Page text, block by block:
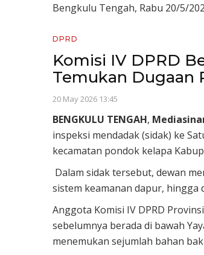
Bengkulu Tengah, Rabu 20/5/
DPRD
Komisi IV DPRD
Temukan Dugaan
20 May 2026 13:45
BENGKULU TENGAH,
inspeksi mendadak (sidak) ke
kecamatan pondok kelapa
Dalam sidak tersebut, dewan
sistem keamanan dapur,
Anggota Komisi IV DPRD
sebelumnya berada di bawah
menemukan sejumlah bahan